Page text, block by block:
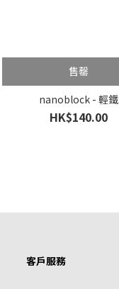
售罄
nanoblock - 輕鐵
HK$140.00
客戶服務